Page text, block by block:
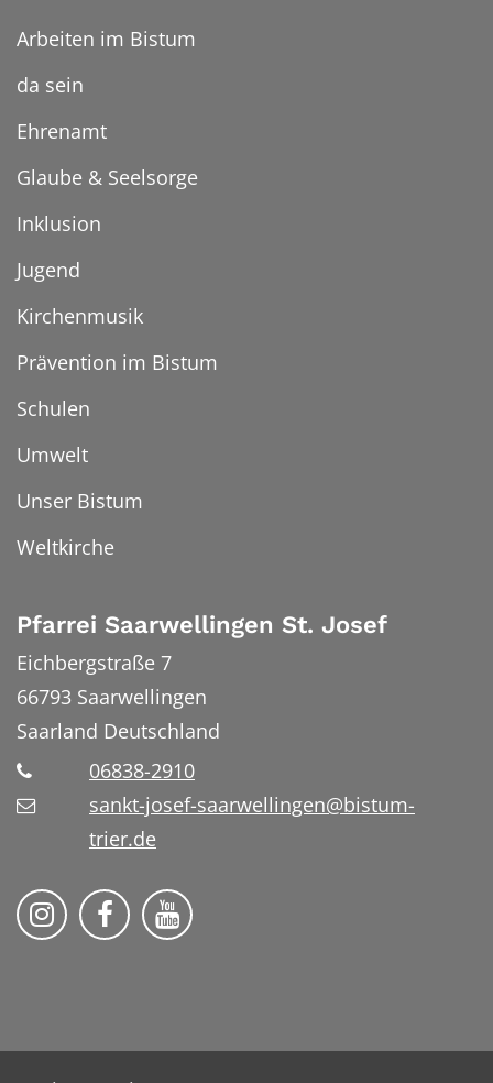
Arbeiten im Bistum
da sein
Ehrenamt
Glaube & Seelsorge
Inklusion
Jugend
Kirchenmusik
Prävention im Bistum
Schulen
Umwelt
Unser Bistum
Weltkirche
Pfarrei Saarwellingen St. Josef
Eichbergstraße 7
66793 Saarwellingen
Saarland Deutschland
06838-2910
sankt-josef-saarwellingen@bistum-
trier.de
Folge uns auf Instragram
Folge uns auf Facebook
Fogle uns auf YouTube